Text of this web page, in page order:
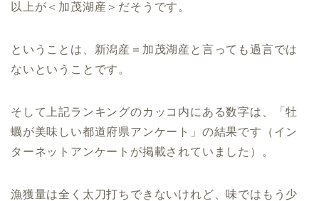
以上が＜加茂湖産＞だそうです。
ということは、新潟産＝加茂湖産と言っても過言では
ないということです。
そして上記ランキングのカッコ内にある数字は、「牡
蠣が美味しい都道府県アンケート」の結果です（イン
ターネットアンケートが掲載されていました）。
漁獲量は全く太刀打ちできないけれど、味ではもう少